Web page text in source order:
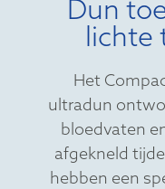
Dun
lichte
Het
ultradun
bloedvaten
afgekneld
hebben een